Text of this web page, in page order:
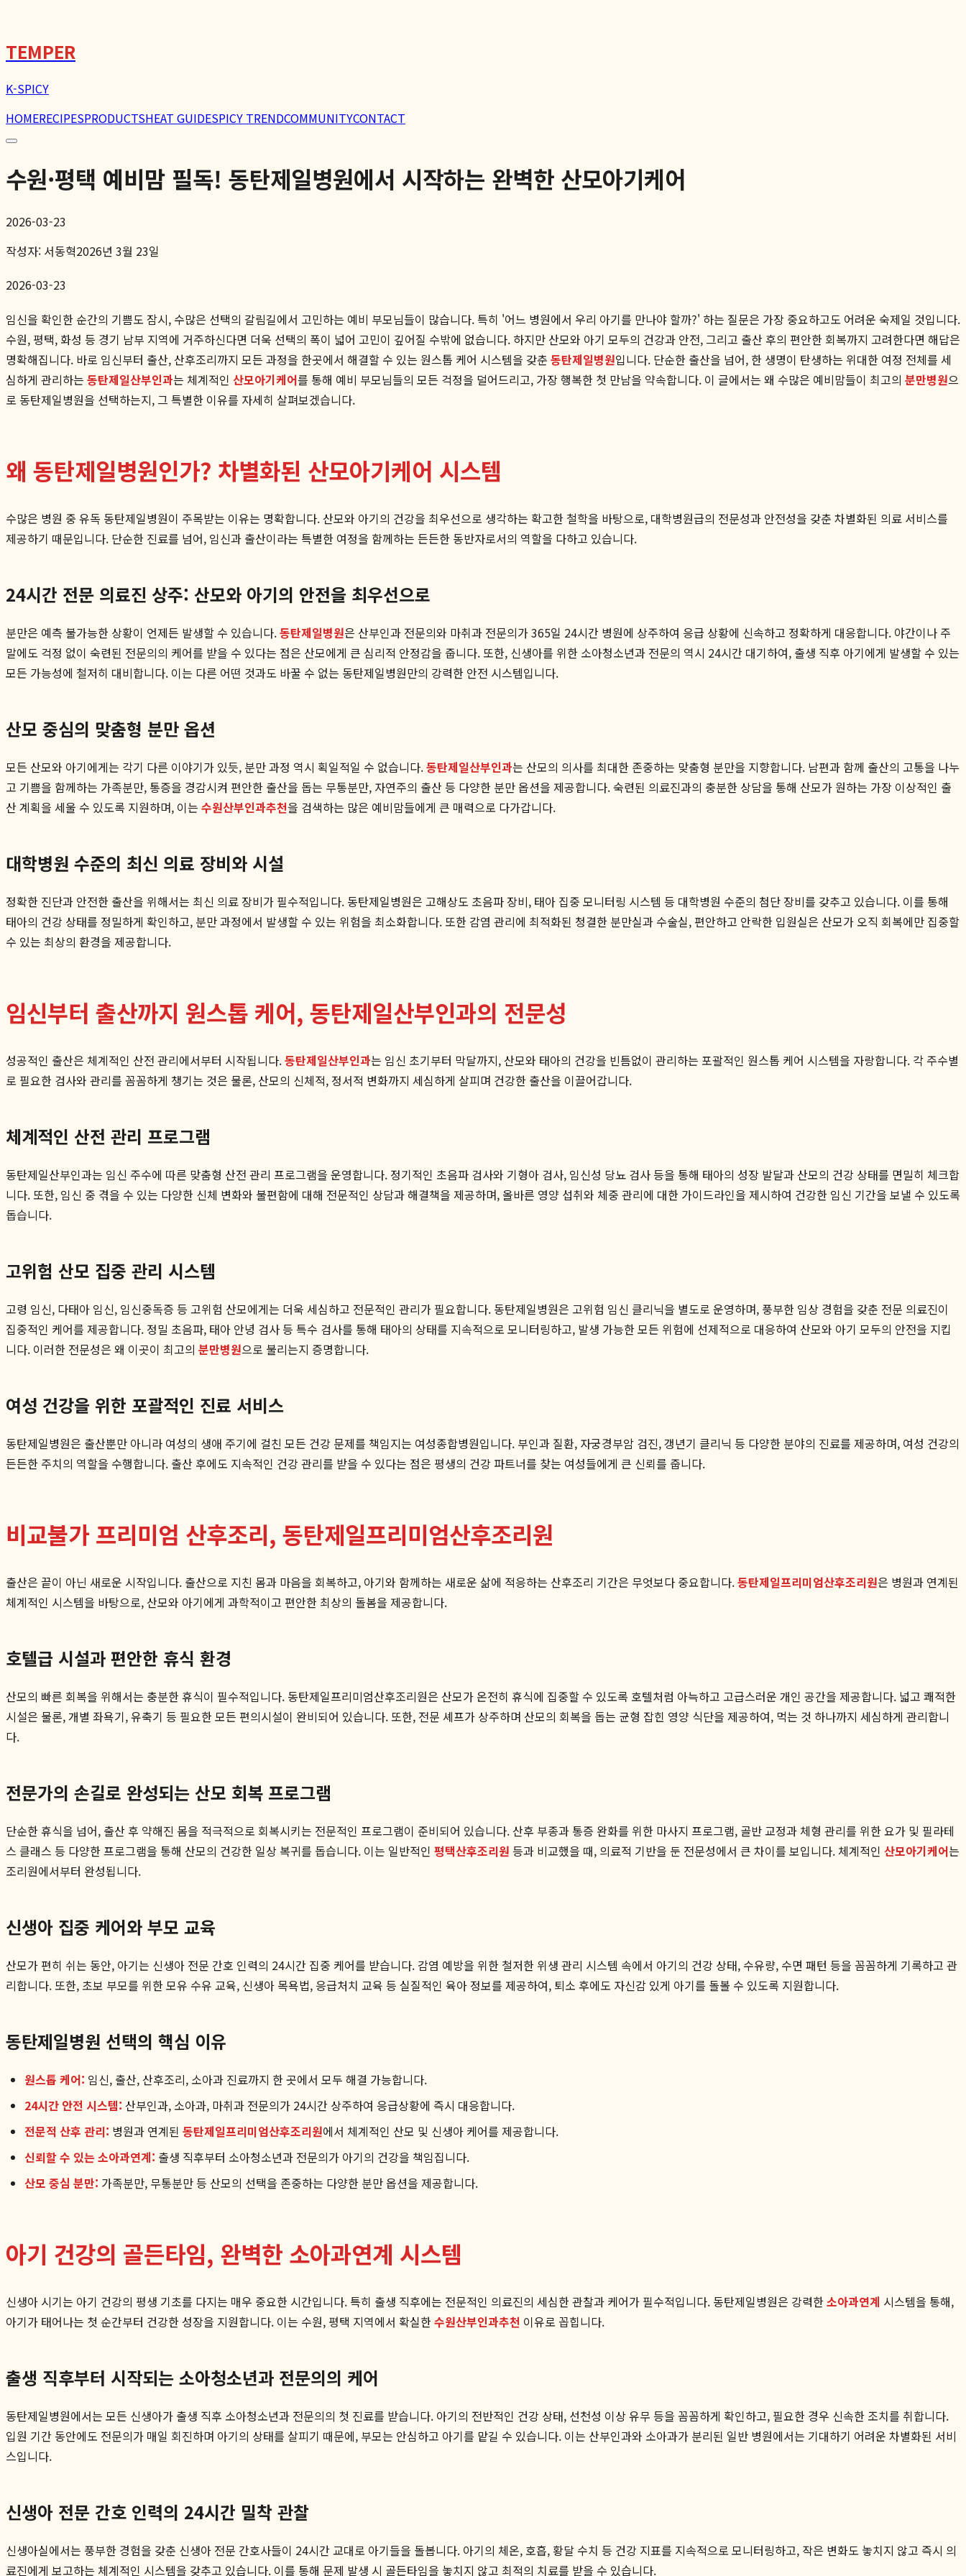
TEMPER
K-SPICY
HOMERECIPESPRODUCTSHEAT GUIDESPICY TRENDCOMMUNITYCONTACT
수원·평택 예비맘 필독! 동탄제일병원에서 시작하는 완벽한 산모아기케어
2026-03-23
작성자: 서동혁2026년 3월 23일
2026-03-23
임신을 확인한 순간의 기쁨도 잠시, 수많은 선택의 갈림길에서 고민하는 예비 부모님들이 많습니다. 특히 '어느 병원에서 우리 아기를 만나야 할까?' 하는 질문은 가장 중요하고도 어려운 숙제일 것입니다.
수원, 평택, 화성 등 경기 남부 지역에 거주하신다면 더욱 선택의 폭이 넓어 고민이 깊어질 수밖에 없습니다. 하지만 산모와 아기 모두의 건강과 안전, 그리고 출산 후의 편안한 회복까지 고려한다면 해답은
명확해집니다. 바로 임신부터 출산, 산후조리까지 모든 과정을 한곳에서 해결할 수 있는 원스톱 케어 시스템을 갖춘 동탄제일병원입니다. 단순한 출산을 넘어, 한 생명이 탄생하는 위대한 여정 전체를 세
심하게 관리하는 동탄제일산부인과는 체계적인 산모아기케어를 통해 예비 부모님들의 모든 걱정을 덜어드리고, 가장 행복한 첫 만남을 약속합니다. 이 글에서는 왜 수많은 예비맘들이 최고의 분만병원으
로 동탄제일병원을 선택하는지, 그 특별한 이유를 자세히 살펴보겠습니다.
왜 동탄제일병원인가? 차별화된 산모아기케어 시스템
수많은 병원 중 유독 동탄제일병원이 주목받는 이유는 명확합니다. 산모와 아기의 건강을 최우선으로 생각하는 확고한 철학을 바탕으로, 대학병원급의 전문성과 안전성을 갖춘 차별화된 의료 서비스를
제공하기 때문입니다. 단순한 진료를 넘어, 임신과 출산이라는 특별한 여정을 함께하는 든든한 동반자로서의 역할을 다하고 있습니다.
24시간 전문 의료진 상주: 산모와 아기의 안전을 최우선으로
분만은 예측 불가능한 상황이 언제든 발생할 수 있습니다.동탄제일병원은 산부인과 전문의와 마취과 전문의가 365일 24시간 병원에 상주하여 응급 상황에 신속하고 정확하게 대응합니다. 야간이나 주
말에도 걱정 없이 숙련된 전문의의 케어를 받을 수 있다는 점은 산모에게 큰 심리적 안정감을 줍니다. 또한, 신생아를 위한 소아청소년과 전문의 역시 24시간 대기하여, 출생 직후 아기에게 발생할 수 있는
모든 가능성에 철저히 대비합니다. 이는 다른 어떤 것과도 바꿀 수 없는 동탄제일병원만의 강력한 안전 시스템입니다.
산모 중심의 맞춤형 분만 옵션
모든 산모와 아기에게는 각기 다른 이야기가 있듯, 분만 과정 역시 획일적일 수 없습니다.동탄제일산부인과는 산모의 의사를 최대한 존중하는 맞춤형 분만을 지향합니다. 남편과 함께 출산의 고통을 나누
고 기쁨을 함께하는 가족분만, 통증을 경감시켜 편안한 출산을 돕는 무통분만, 자연주의 출산 등 다양한 분만 옵션을 제공합니다. 숙련된 의료진과의 충분한 상담을 통해 산모가 원하는 가장 이상적인 출
산 계획을 세울 수 있도록 지원하며, 이는 수원산부인과추천을 검색하는 많은 예비맘들에게 큰 매력으로 다가갑니다.
대학병원 수준의 최신 의료 장비와 시설
정확한 진단과 안전한 출산을 위해서는 최신 의료 장비가 필수적입니다. 동탄제일병원은 고해상도 초음파 장비, 태아 집중 모니터링 시스템 등 대학병원 수준의 첨단 장비를 갖추고 있습니다. 이를 통해
태아의 건강 상태를 정밀하게 확인하고, 분만 과정에서 발생할 수 있는 위험을 최소화합니다. 또한 감염 관리에 최적화된 청결한 분만실과 수술실, 편안하고 안락한 입원실은 산모가 오직 회복에만 집중할
수 있는 최상의 환경을 제공합니다.
임신부터 출산까지 원스톱 케어, 동탄제일산부인과의 전문성
성공적인 출산은 체계적인 산전 관리에서부터 시작됩니다.동탄제일산부인과는 임신 초기부터 막달까지, 산모와 태아의 건강을 빈틈없이 관리하는 포괄적인 원스톱 케어 시스템을 자랑합니다. 각 주수별
로 필요한 검사와 관리를 꼼꼼하게 챙기는 것은 물론, 산모의 신체적, 정서적 변화까지 세심하게 살피며 건강한 출산을 이끌어갑니다.
체계적인 산전 관리 프로그램
동탄제일산부인과는 임신 주수에 따른 맞춤형 산전 관리 프로그램을 운영합니다. 정기적인 초음파 검사와 기형아 검사, 임신성 당뇨 검사 등을 통해 태아의 성장 발달과 산모의 건강 상태를 면밀히 체크합
니다. 또한, 임신 중 겪을 수 있는 다양한 신체 변화와 불편함에 대해 전문적인 상담과 해결책을 제공하며, 올바른 영양 섭취와 체중 관리에 대한 가이드라인을 제시하여 건강한 임신 기간을 보낼 수 있도록
돕습니다.
고위험 산모 집중 관리 시스템
고령 임신, 다태아 임신, 임신중독증 등 고위험 산모에게는 더욱 세심하고 전문적인 관리가 필요합니다. 동탄제일병원은 고위험 임신 클리닉을 별도로 운영하며, 풍부한 임상 경험을 갖춘 전문 의료진이
집중적인 케어를 제공합니다. 정밀 초음파, 태아 안녕 검사 등 특수 검사를 통해 태아의 상태를 지속적으로 모니터링하고, 발생 가능한 모든 위험에 선제적으로 대응하여 산모와 아기 모두의 안전을 지킵
니다. 이러한 전문성은 왜 이곳이 최고의 분만병원으로 불리는지 증명합니다.
여성 건강을 위한 포괄적인 진료 서비스
동탄제일병원은 출산뿐만 아니라 여성의 생애 주기에 걸친 모든 건강 문제를 책임지는 여성종합병원입니다. 부인과 질환, 자궁경부암 검진, 갱년기 클리닉 등 다양한 분야의 진료를 제공하며, 여성 건강의
든든한 주치의 역할을 수행합니다. 출산 후에도 지속적인 건강 관리를 받을 수 있다는 점은 평생의 건강 파트너를 찾는 여성들에게 큰 신뢰를 줍니다.
비교불가 프리미엄 산후조리, 동탄제일프리미엄산후조리원
출산은 끝이 아닌 새로운 시작입니다. 출산으로 지친 몸과 마음을 회복하고, 아기와 함께하는 새로운 삶에 적응하는 산후조리 기간은 무엇보다 중요합니다.동탄제일프리미엄산후조리원은 병원과 연계된
체계적인 시스템을 바탕으로, 산모와 아기에게 과학적이고 편안한 최상의 돌봄을 제공합니다.
호텔급 시설과 편안한 휴식 환경
산모의 빠른 회복을 위해서는 충분한 휴식이 필수적입니다. 동탄제일프리미엄산후조리원은 산모가 온전히 휴식에 집중할 수 있도록 호텔처럼 아늑하고 고급스러운 개인 공간을 제공합니다. 넓고 쾌적한
시설은 물론, 개별 좌욕기, 유축기 등 필요한 모든 편의시설이 완비되어 있습니다. 또한, 전문 셰프가 상주하며 산모의 회복을 돕는 균형 잡힌 영양 식단을 제공하여, 먹는 것 하나까지 세심하게 관리합니
다.
전문가의 손길로 완성되는 산모 회복 프로그램
단순한 휴식을 넘어, 출산 후 약해진 몸을 적극적으로 회복시키는 전문적인 프로그램이 준비되어 있습니다. 산후 부종과 통증 완화를 위한 마사지 프로그램, 골반 교정과 체형 관리를 위한 요가 및 필라테
스 클래스 등 다양한 프로그램을 통해 산모의 건강한 일상 복귀를 돕습니다. 이는 일반적인 평택산후조리원 등과 비교했을 때, 의료적 기반을 둔 전문성에서 큰 차이를 보입니다. 체계적인 산모아기케어는
조리원에서부터 완성됩니다.
신생아 집중 케어와 부모 교육
산모가 편히 쉬는 동안, 아기는 신생아 전문 간호 인력의 24시간 집중 케어를 받습니다. 감염 예방을 위한 철저한 위생 관리 시스템 속에서 아기의 건강 상태, 수유량, 수면 패턴 등을 꼼꼼하게 기록하고 관
리합니다. 또한, 초보 부모를 위한 모유 수유 교육, 신생아 목욕법, 응급처치 교육 등 실질적인 육아 정보를 제공하여, 퇴소 후에도 자신감 있게 아기를 돌볼 수 있도록 지원합니다.
동탄제일병원 선택의 핵심 이유
원스톱 케어: 임신, 출산, 산후조리, 소아과 진료까지 한 곳에서 모두 해결 가능합니다.
24시간 안전 시스템: 산부인과, 소아과, 마취과 전문의가 24시간 상주하여 응급상황에 즉시 대응합니다.
전문적 산후 관리: 병원과 연계된 동탄제일프리미엄산후조리원에서 체계적인 산모 및 신생아 케어를 제공합니다.
신뢰할 수 있는 소아과연계: 출생 직후부터 소아청소년과 전문의가 아기의 건강을 책임집니다.
산모 중심 분만: 가족분만, 무통분만 등 산모의 선택을 존중하는 다양한 분만 옵션을 제공합니다.
아기 건강의 골든타임, 완벽한 소아과연계 시스템
신생아 시기는 아기 건강의 평생 기초를 다지는 매우 중요한 시간입니다. 특히 출생 직후에는 전문적인 의료진의 세심한 관찰과 케어가 필수적입니다. 동탄제일병원은 강력한소아과연계 시스템을 통해,
아기가 태어나는 첫 순간부터 건강한 성장을 지원합니다. 이는 수원, 평택 지역에서 확실한수원산부인과추천 이유로 꼽힙니다.
출생 직후부터 시작되는 소아청소년과 전문의의 케어
동탄제일병원에서는 모든 신생아가 출생 직후 소아청소년과 전문의의 첫 진료를 받습니다. 아기의 전반적인 건강 상태, 선천성 이상 유무 등을 꼼꼼하게 확인하고, 필요한 경우 신속한 조치를 취합니다.
입원 기간 동안에도 전문의가 매일 회진하며 아기의 상태를 살피기 때문에, 부모는 안심하고 아기를 맡길 수 있습니다. 이는 산부인과와 소아과가 분리된 일반 병원에서는 기대하기 어려운 차별화된 서비
스입니다.
신생아 전문 간호 인력의 24시간 밀착 관찰
신생아실에서는 풍부한 경험을 갖춘 신생아 전문 간호사들이 24시간 교대로 아기들을 돌봅니다. 아기의 체온, 호흡, 황달 수치 등 건강 지표를 지속적으로 모니터링하고, 작은 변화도 놓치지 않고 즉시 의
료진에게 보고하는 체계적인 시스템을 갖추고 있습니다. 이를 통해 문제 발생 시 골든타임을 놓치지 않고 최적의 치료를 받을 수 있습니다.